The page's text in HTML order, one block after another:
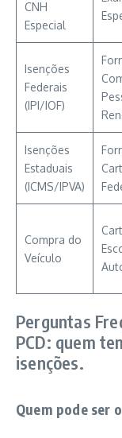
CNH
Especial
Isenções
Federais
(IPI/IOF)
Isenções
Estaduais
(ICMS/IPVA)
Compra do
Veículo
Perguntas
PCD: quem
isenções.
Quem pode ser